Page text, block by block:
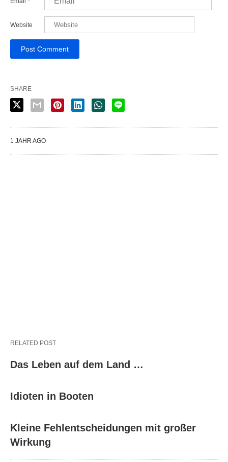
Website
SHARE
1 JAHR AGO
RELATED POST
Das Leben auf dem Land …
Idioten in Booten
Kleine Fehlentscheidungen mit großer
Wirkung